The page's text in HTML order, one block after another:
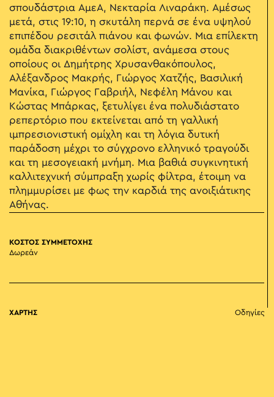
σπουδάστρια ΑμεΑ, Νεκταρία Λιναράκη. Αμέσως
μετά, στις 19:10, η σκυτάλη περνά σε ένα υψηλού
επιπέδου ρεσιτάλ πιάνου και φωνών. Μια επίλεκτη
ομάδα διακριθέντων σολίστ, ανάμεσα στους
οποίους οι Δημήτρης Χρυσανθακόπουλος,
Αλέξανδρος Μακρής, Γιώργος Χατζής, Βασιλική
Μανίκα, Γιώργος Γαβριήλ, Νεφέλη Μάνου και
Κώστας Μπάρκας, ξετυλίγει ένα πολυδιάστατο
ρεπερτόριο που εκτείνεται από τη γαλλική
ιμπρεσιονιστική ομίχλη και τη λόγια δυτική
παράδοση μέχρι το σύγχρονο ελληνικό τραγούδι
και τη μεσογειακή μνήμη. Μια βαθιά συγκινητική
καλλιτεχνική σύμπραξη χωρίς φίλτρα, έτοιμη να
πλημμυρίσει με φως την καρδιά της ανοιξιάτικης
Αθήνας.
ΚΟΣΤΟΣ ΣΥΜΜΕΤΟΧΗΣ
Δωρεάν
ΧΑΡΤΗΣ Οδηγίες